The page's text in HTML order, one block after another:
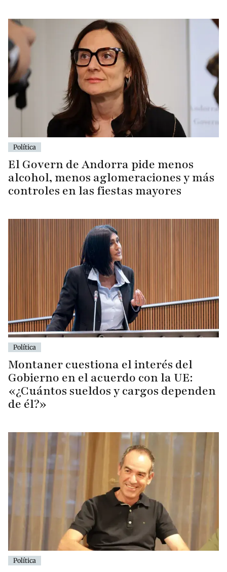
Política
El Govern de Andorra pide menos
alcohol, menos aglomeraciones y más
controles en las fiestas mayores
Política
Montaner cuestiona el interés del
Gobierno en el acuerdo con la UE:
«¿Cuántos sueldos y cargos dependen
de él?»
Política